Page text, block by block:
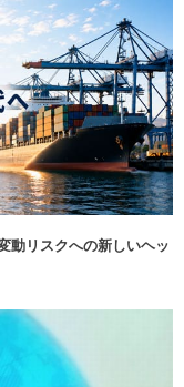
動リスクへの新しいヘッ